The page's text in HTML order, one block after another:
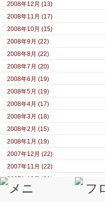
2008年12月 (13)
2008年11月 (17)
2008年10月 (15)
2008年9月 (22)
2008年8月 (22)
2008年7月 (20)
2008年6月 (19)
2008年5月 (19)
2008年4月 (17)
2008年3月 (18)
2008年2月 (15)
2008年1月 (19)
2007年12月 (22)
2007年11月 (22)
2007年10月 (21)
2007年9月 (27)